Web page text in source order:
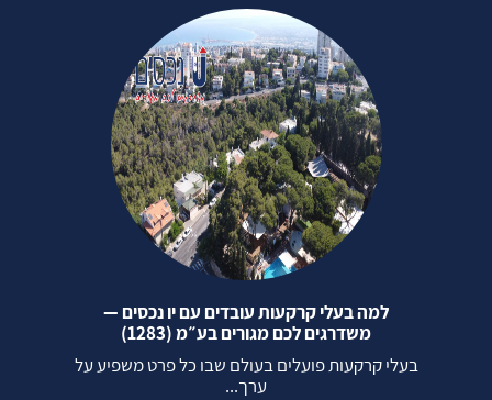
למה בעלי קרקעות עובדים עם יו נכסים —
משדרגים לכם מגורים בע״מ (1283)
בעלי קרקעות פועלים בעולם שבו כל פרט משפיע על
ערך...